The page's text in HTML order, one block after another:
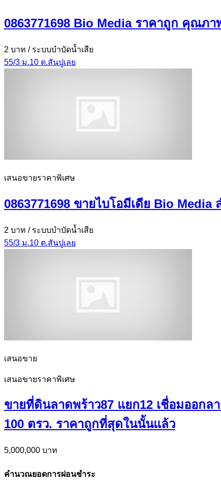
0863771698 Bio Media ราคาถูก คุณภ
2 บาท / ระบบบำบัดน้ำเสีย
55/3 ม.10 ต.สันปูเลย
เสนอขายราคาพิเศษ
0863771698 ขายไบโอมีเดีย Bio Media
2 บาท / ระบบบำบัดน้ำเสีย
55/3 ม.10 ต.สันปูเลย
เสนอขาย
เสนอขายราคาพิเศษ
ขายที่ดินลาดพร้าว87 แยก12 เชื่อมออก
100 ตรว. ราคาถูกที่สุดในนั้นแล้ว
5,000,000 บาท
คำนวณยอดการผ่อนชำระ